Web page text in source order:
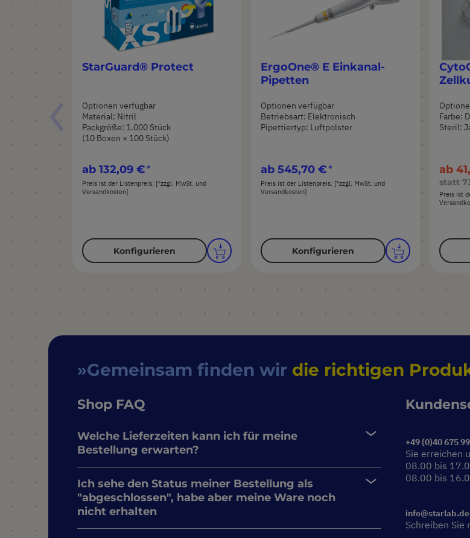
StarGuard® Protect
Optionen verfügbar
Material: Nitril
Packgröße: 1.000 Stück
(10 Boxen × 100 Stück)
ab 132,09 €
Preis ist der Listenpreis. [*zzgl. MwSt. und
Versandkosten]
Konfigurieren
ErgoOne® E Einkanal-
Pipetten
Optionen verfügbar
Betriebsart: Elektronisch
Pipettiertyp: Luftpolster
ab 545,70 €
Preis ist der Listenpreis. [*zzgl. MwSt. und
Versandkosten]
Konfigurieren
Farbe:
Steril:
ab
statt
Preis ist
Gemeinsam finden wir die richtigen
Shop FAQ
Welche Lieferzeiten kann ich für meine
Bestellung erwarten?
Ich sehe den Status meiner Bestellung als
"abgeschlossen", habe aber meine Ware noch
nicht erhalten
+49 (0)40 675
Sie erreichen
08.00 bis
08.00 bis
info@starlab.de
Schreiben Sie